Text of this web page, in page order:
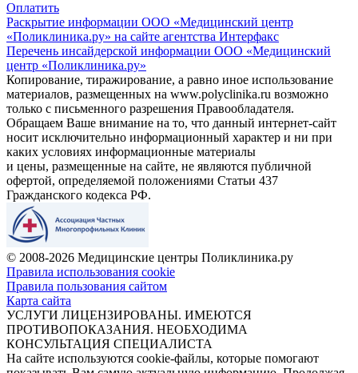
Оплатить
Раскрытие информации ООО «Медицинский центр
«Поликлиника.ру» на сайте агентства Интерфакс
Перечень инсайдерской информации ООО «Медицинский
центр «Поликлиника.ру»
Копирование, тиражирование, а равно иное использование
материалов, размещенных на www.polyclinika.ru возможно
только с письменного разрешения Правообладателя.
Обращаем Ваше внимание на то, что данный интернет-сайт
носит исключительно информационный характер и ни при
каких условиях информационные материалы
и цены, размещенные на сайте, не являются публичной
офертой, определяемой положениями Статьи 437
Гражданского кодекса РФ.
© 2008-2026 Медицинские центры Поликлиника.ру
Правила использования cookie
Правила пользования сайтом
Карта сайта
УСЛУГИ ЛИЦЕНЗИРОВАНЫ. ИМЕЮТСЯ
ПРОТИВОПОКАЗАНИЯ. НЕОБХОДИМА
КОНСУЛЬТАЦИЯ СПЕЦИАЛИСТА
На сайте используются cookie-файлы, которые помогают